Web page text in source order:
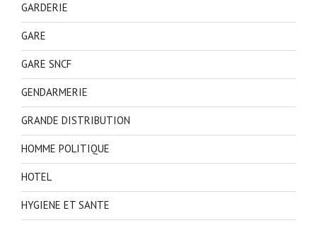
GARDERIE
GARE
GARE SNCF
GENDARMERIE
GRANDE DISTRIBUTION
HOMME POLITIQUE
HOTEL
HYGIENE ET SANTE